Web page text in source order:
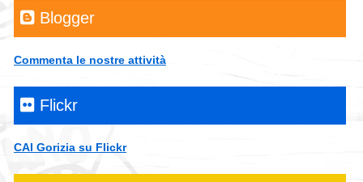
Blogger
Commenta le nostre attività
Flickr
CAI Gorizia su Flickr